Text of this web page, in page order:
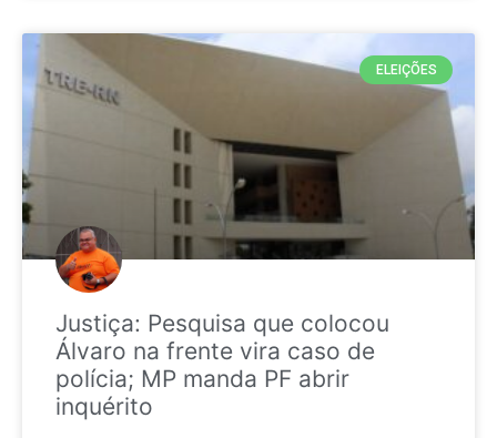
ELEIÇÕES
Justiça: Pesquisa que colocou
Álvaro na frente vira caso de
polícia; MP manda PF abrir
inquérito